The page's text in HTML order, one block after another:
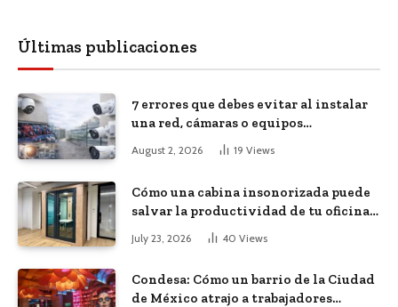
Últimas publicaciones
7 errores que debes evitar al instalar
una red, cámaras o equipos
tecnológicos en una empresa
August 2, 2026 19 Views
Cómo una cabina insonorizada puede
salvar la productividad de tu oficina
July 23, 2026 40 Views
Condesa: Cómo un barrio de la Ciudad
de México atrajo a trabajadores